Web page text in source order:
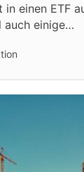
in einen ETF
auch einige…